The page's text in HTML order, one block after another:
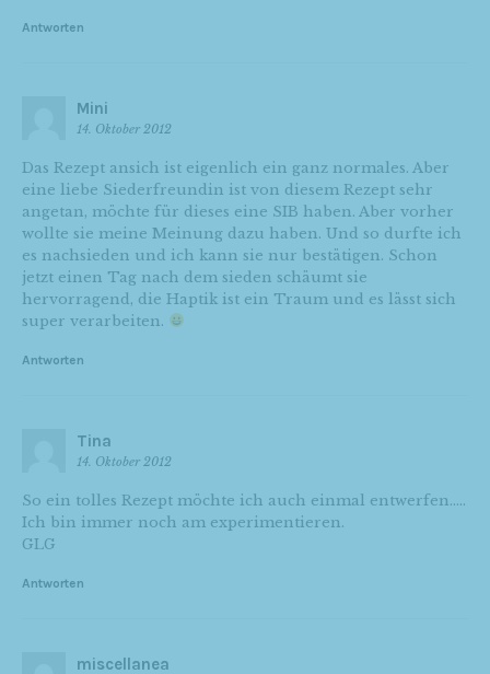
Antworten
Mini
14. Oktober 2012
Das Rezept ansich ist eigenlich ein ganz normales. Aber
eine liebe Siederfreundin ist von diesem Rezept sehr
angetan, möchte für dieses eine SIB haben. Aber vorher
wollte sie meine Meinung dazu haben. Und so durfte ich
es nachsieden und ich kann sie nur bestätigen. Schon
jetzt einen Tag nach dem sieden schäumt sie
hervorragend, die Haptik ist ein Traum und es lässt sich
super verarbeiten.
Antworten
Tina
14. Oktober 2012
So ein tolles Rezept möchte ich auch einmal entwerfen…..
Ich bin immer noch am experimentieren.
GLG
Antworten
miscellanea